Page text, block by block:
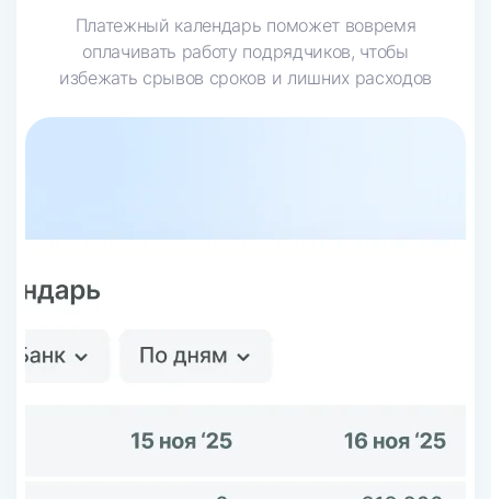
Платежный календарь поможет вовремя
оплачивать работу подрядчиков, чтобы
избежать срывов сроков и лишних расходов